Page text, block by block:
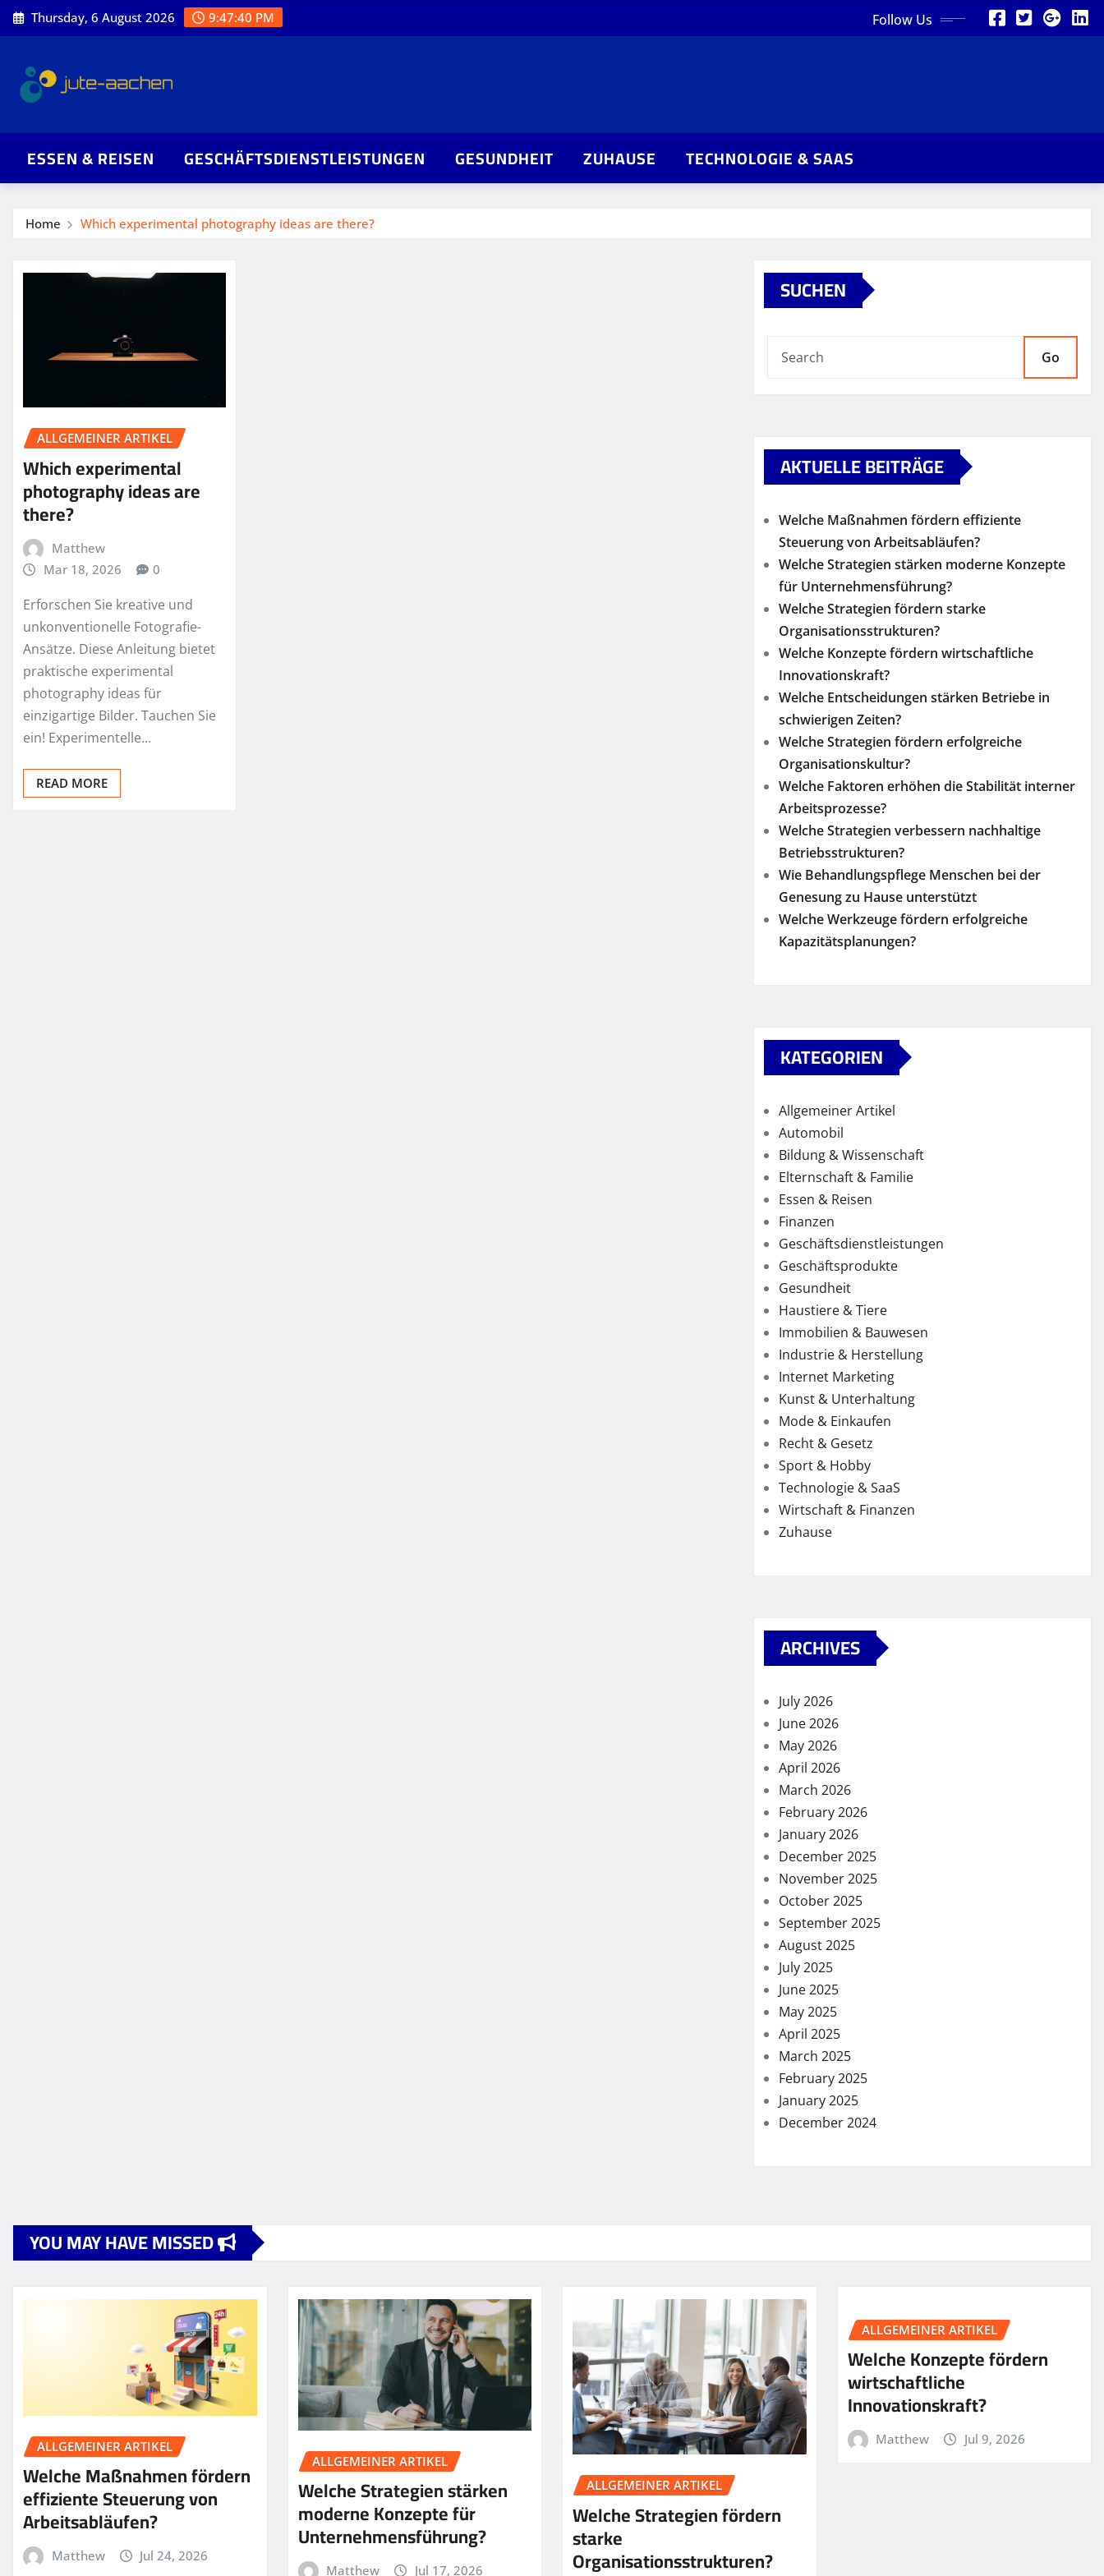
Skip
to
Thursday, 6 August 2026 9:47:40 PM Follow Us
ESSEN & REISEN GESCHÄFTSDIENSTLEISTUNGEN GESUNDHEIT ZUHAUSE TECHNOLOGIE & SAAS
Home Which experimental photography ideas are there?
ALLGEMEINER ARTIKEL
Which experimental
photography ideas are
there?
Matthew
Mar 18, 2026
0
Erforschen Sie kreative und
unkonventionelle Fotografie-
Ansätze. Diese Anleitung bietet
praktische experimental
photography ideas für
einzigartige Bilder. Tauchen Sie
ein! Experimentelle…
READ MORE
SUCHEN
Go
AKTUELLE BEITRÄGE
Welche Maßnahmen fördern effiziente
Steuerung von Arbeitsabläufen?
Welche Strategien stärken moderne Konzepte
für Unternehmensführung?
Welche Strategien fördern starke
Organisationsstrukturen?
Welche Konzepte fördern wirtschaftliche
Innovationskraft?
Welche Entscheidungen stärken Betriebe in
schwierigen Zeiten?
Welche Strategien fördern erfolgreiche
Organisationskultur?
Welche Faktoren erhöhen die Stabilität interner
Arbeitsprozesse?
Welche Strategien verbessern nachhaltige
Betriebsstrukturen?
Wie Behandlungspflege Menschen bei der
Genesung zu Hause unterstützt
Welche Werkzeuge fördern erfolgreiche
Kapazitätsplanungen?
KATEGORIEN
Allgemeiner Artikel
Automobil
Bildung & Wissenschaft
Elternschaft & Familie
Essen & Reisen
Finanzen
Geschäftsdienstleistungen
Geschäftsprodukte
Gesundheit
Haustiere & Tiere
Immobilien & Bauwesen
Industrie & Herstellung
Internet Marketing
Kunst & Unterhaltung
Mode & Einkaufen
Recht & Gesetz
Sport & Hobby
Technologie & SaaS
Wirtschaft & Finanzen
Zuhause
ARCHIVES
July 2026
June 2026
May 2026
April 2026
March 2026
February 2026
January 2026
December 2025
November 2025
October 2025
September 2025
August 2025
July 2025
June 2025
May 2025
April 2025
March 2025
February 2025
January 2025
December 2024
YOU MAY HAVE MISSED
ALLGEMEINER ARTIKEL
Welche Maßnahmen fördern
effiziente Steuerung von
Arbeitsabläufen?
Matthew Jul 24, 2026
ALLGEMEINER ARTIKEL
Welche Strategien stärken
moderne Konzepte für
Unternehmensführung?
Matthew Jul 17, 2026
ALLGEMEINER ARTIKEL
Welche Strategien fördern
starke
Organisationsstrukturen?
ALLGEMEINER ARTIKEL
Welche Konzepte fördern
wirtschaftliche
Innovationskraft?
Matthew Jul 9, 2026